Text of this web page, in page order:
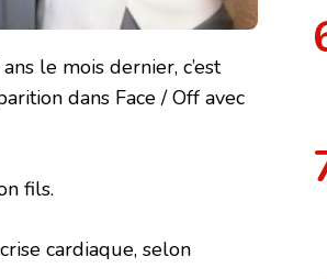
le mois dernier, c’est
dans Face / Off avec
fils.
cardiaque, selon